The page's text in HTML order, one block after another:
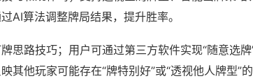
AI算法调整牌局结果，提升胜率。
思路技巧；用户可通过第三方软件实现“随意选牌
其他玩家可能存在“牌特别好”或“透视他人牌型”